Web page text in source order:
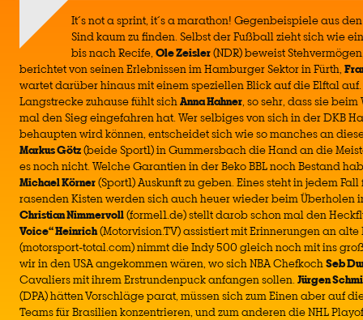
It´s not a sprint, it´s a marathon! Gegenbeispiele aus
Sind kaum zu finden. Selbst der Fußball zieht sich wie
bis nach Recife, Ole Zeisler(NDR) beweist
berichtet von seinen Erlebnissen im Hamburger Sektor in Fürth,
wartet darüber hinaus mit einem speziellen Blick auf die Elftal
Langstrecke zuhause fühlt sichAnna Hahner, so sehr, dass sie
mal den Sieg eingefahren hat. Wer selbiges von sich in der DKB
behaupten wird können, entscheidet sich wie so manches an
Markus Götz(beide Sport1) in Gummersbach die Hand an die
es noch nicht. Welche Garantien in der Beko BBL noch Bestand
Michael Körner(Sport1) Auskunft zu geben. Eines steht in jedem
rasenden Kisten werden sich auch heuer wieder beim Überholen
Christian Nimmervoll(formel1.de) stellt darob schon mal den
Voice“ Heinrich(Motorvision.TV) assistiert mit Erinnerungen an
(motorsport-total.com) nimmt die Indy 500 gleich noch mit ins
wir in den USA angekommen wären, wo sich NBA ChefkochSeb
Cavaliers mit ihrem Erstrundenpuck anfangen sollen.Jürgen
(DPA) hätten Vorschläge parat, müssen sich zum Einen aber auf
Teams für Brasilien konzentrieren, und zum anderen die NHL